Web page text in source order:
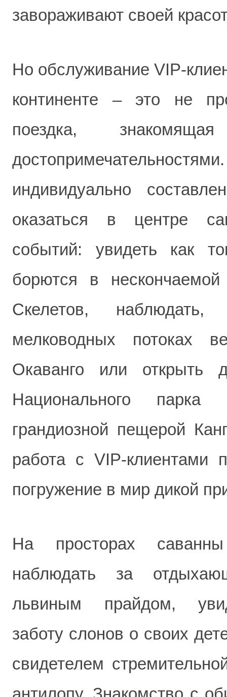
завораживают своей
Но обслуживание VIP-
континенте – это не
поездка,
индивидуально
оказаться в центре
событий: увидеть как
борются в
Скелетов,
мелководных потоках
Окаванго или открыть
Национального
грандиозной пещерой
работа с VIP-клиентами
погружение в мир дикой
На просторах
наблюдать за
львиным прайдом,
заботу слонов о своих
свидетелем